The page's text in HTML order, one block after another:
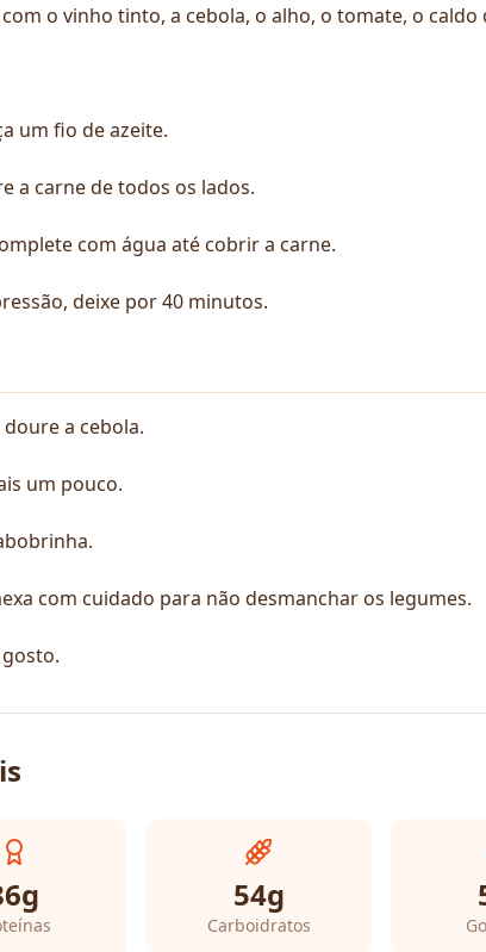
o vinho tinto, a cebola, o alho, o tomate, o caldo
um fio de azeite.
a carne de todos os lados.
com água até cobrir a carne.
deixe por 40 minutos.
a cebola.
um pouco.
com cuidado para não desmanchar os legumes.
g 54g
Carboidratos